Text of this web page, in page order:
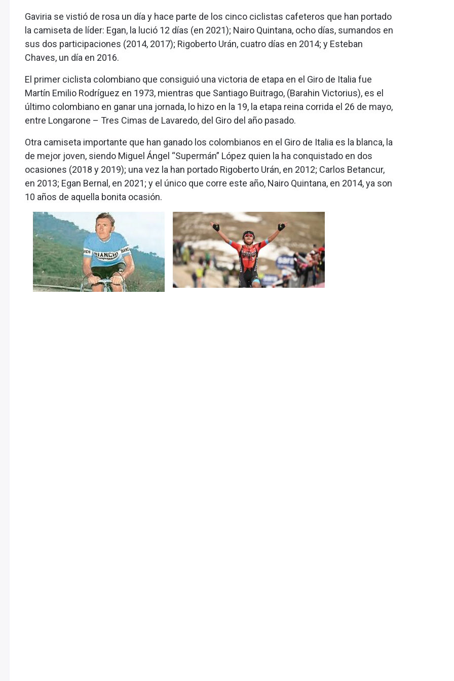
Gaviria se vistió de rosa un día y hace parte de los cinco ciclistas cafeteros que han portado
la camiseta de líder: Egan, la lució 12 días (en 2021); Nairo Quintana, ocho días, sumandos en
sus dos participaciones (2014, 2017); Rigoberto Urán, cuatro días en 2014; y Esteban
Chaves, un día en 2016.
El primer ciclista colombiano que consiguió una victoria de etapa en el Giro de Italia fue
Martín Emilio Rodríguez en 1973, mientras que Santiago Buitrago, (Barahin Victorius), es el
último colombiano en ganar una jornada, lo hizo en la 19, la etapa reina corrida el 26 de mayo,
entre Longarone – Tres Cimas de Lavaredo, del Giro del año pasado.
Otra camiseta importante que han ganado los colombianos en el Giro de Italia es la blanca, la
de mejor joven, siendo Miguel Ángel “Supermán” López quien la ha conquistado en dos
ocasiones (2018 y 2019); una vez la han portado Rigoberto Urán, en 2012; Carlos Betancur,
en 2013; Egan Bernal, en 2021; y el único que corre este año, Nairo Quintana, en 2014, ya son
10 años de aquella bonita ocasión.